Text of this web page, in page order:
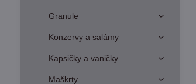
Granule
Konzervy a salámy
Kapsičky a vaničky
Maškrty